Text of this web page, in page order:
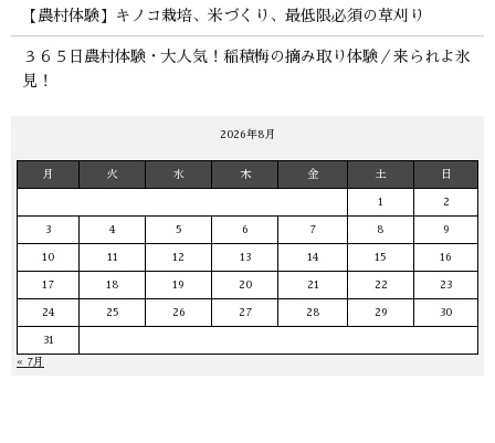
【農村体験】キノコ栽培、米づくり、最低限必須の草刈り
３６５日農村体験・大人気！稲積梅の摘み取り体験／来られよ氷
見！
2026年8月
月 火 水 木 金 土 日
1 2
3 4 5 6 7 8 9
10 11 12 13 14 15 16
17 18 19 20 21 22 23
24 25 26 27 28 29 30
31
« 7月